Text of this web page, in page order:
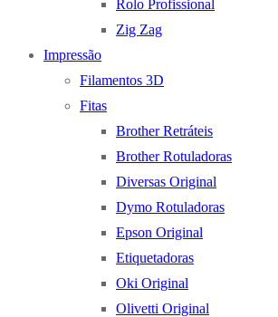
Rolo Profissional
Zig Zag
Impressão
Filamentos 3D
Fitas
Brother Retráteis
Brother Rotuladoras
Diversas Original
Dymo Rotuladoras
Epson Original
Etiquetadoras
Oki Original
Olivetti Original